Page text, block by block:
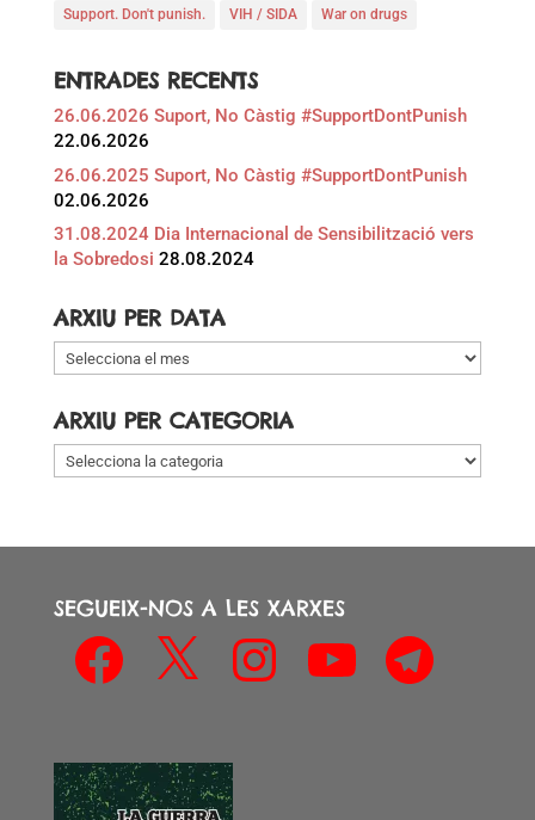
Support. Don't punish. VIH / SIDA War on drugs
ENTRADES RECENTS
26.06.2026 Suport, No Càstig #SupportDontPunish
22.06.2026
26.06.2025 Suport, No Càstig #SupportDontPunish
02.06.2026
31.08.2024 Dia Internacional de Sensibilització vers
la Sobredosi 28.08.2024
ARXIU PER DATA
Arxiu
per
ARXIU PER CATEGORIA
Arxiu
per
SEGUEIX-NOS A LES XARXES
Facebook Instagram Telegram